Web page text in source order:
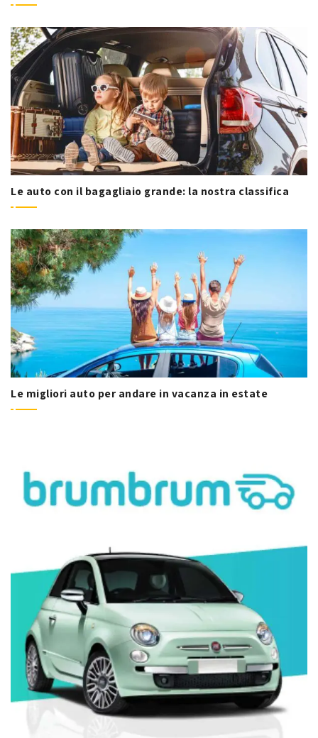
Le auto con il bagagliaio grande: la nostra classifica
Le migliori auto per andare in vacanza in estate